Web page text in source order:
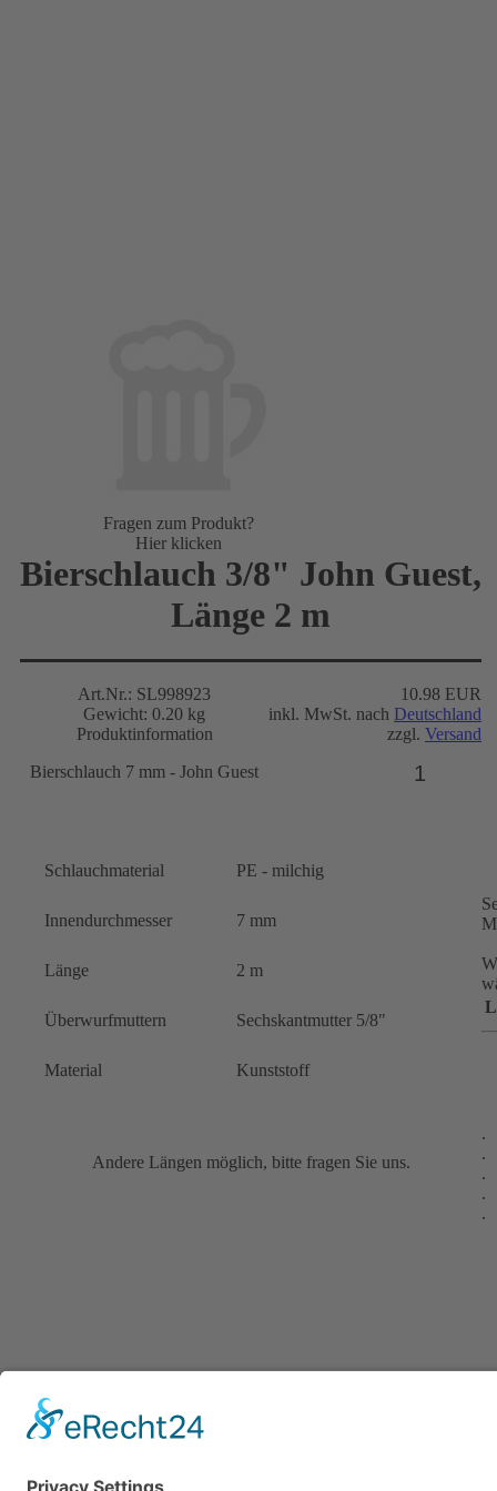
Fragen zum Produkt?
Hier klicken
Bierschlauch 3/8" John Guest,
Länge 2 m
10.98 EUR
inkl. MwSt. nach Deutschland
zzgl. Versand
Art.Nr.: SL998923
Gewicht: 0.20 kg
Produktinformation
Bierschlauch 7 mm - John Guest
Schlauchmaterial PE - milchig
Innendurchmesser 7 mm
Länge 2 m
Überwurfmuttern Sechskantmutter 5/8"
Material Kunststoff
Andere Längen möglich, bitte fragen Sie uns.
.
.
.
.
.